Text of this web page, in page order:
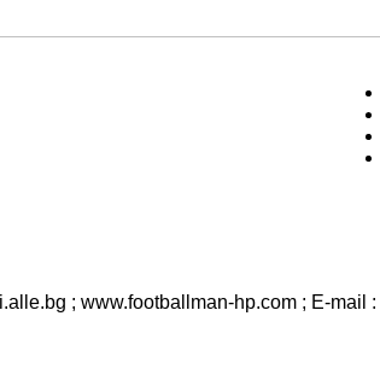
; www.footballman-hp.com ; E-mail :